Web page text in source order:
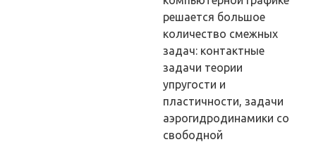
решается большое
количество смежных
задач: контактные
задачи теории
упругости и
пластичности, задачи
аэрогидродинамики со
свободной